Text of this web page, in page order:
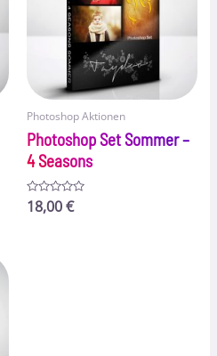
Photoshop Aktionen
Photoshop Set Sommer –
4 Seasons
Bewertet
mit
18,00€